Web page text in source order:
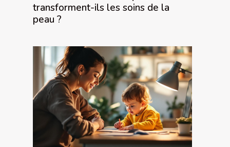
transforment-ils les soins de la
peau ?